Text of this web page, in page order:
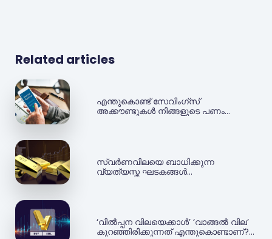
Related articles
എന്തുകൊണ്ട് സേവിംഗ്‌സ്
അക്കൗണ്ടുകള്‍ നിങ്ങളുടെ പണം
സ്വർണവിലയെ ബാധിക്കുന്ന
വ്യത്യസ്ത ഘടകങ്ങൾ
‘വിൽപ്പന വിലയെക്കാൾ’ ‘വാങ്ങൽ വില’
കുറഞ്ഞിരിക്കുന്നത് എന്തുകൊണ്ടാണ്? -